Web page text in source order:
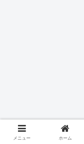
メニュー ホーム